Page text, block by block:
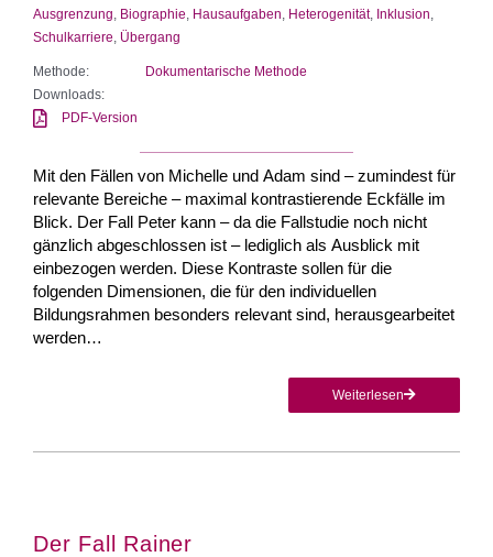
Ausgrenzung Biographie Hausaufgaben Heterogenität, Inklusion
Schulkarriere Übergang
Methode:
Dokumentarische Methode
Downloads:
PDF-Version
Mit den Fällen von Michelle und Adam sind – zumindest für
relevante Bereiche – maximal kontrastierende Eckfälle im
Blick. Der Fall Peter kann – da die Fallstudie noch nicht
gänzlich abgeschlossen ist – lediglich als Ausblick mit
einbezogen werden. Diese Kontraste sollen für die
folgenden Dimensionen, die für den individuellen
Bildungsrahmen besonders relevant sind, herausgearbeitet
werden…
Weiterlesen
Der Fall Rainer